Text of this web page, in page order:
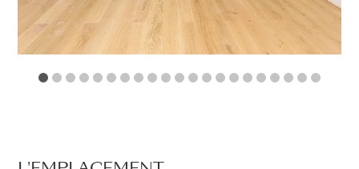
1 2 3 4 5 6 7 8 9 1011 12131415161718